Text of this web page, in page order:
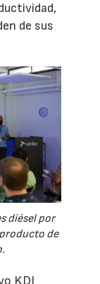
de sus
diésel por
de
KDI